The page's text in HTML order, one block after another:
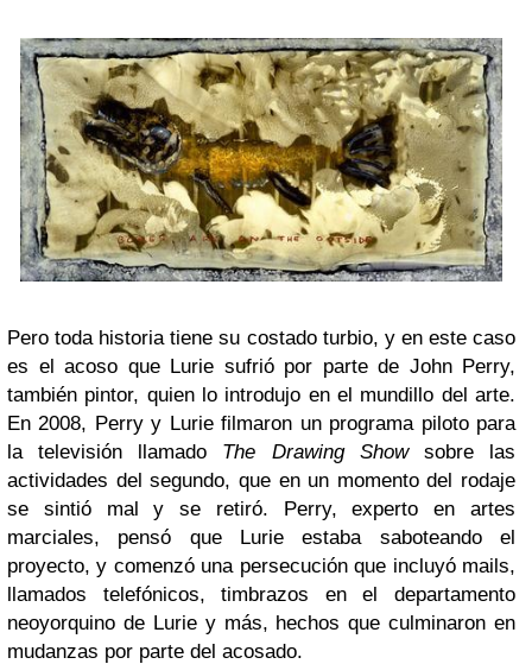
Pero toda historia tiene su costado turbio, y en este caso
es el acoso que Lurie sufrió por parte de John Perry,
también pintor, quien lo introdujo en el mundillo del arte.
En 2008, Perry y Lurie filmaron un programa piloto para
la televisión llamado The Drawing Showsobre las
actividades del segundo, que en un momento del rodaje
se sintió mal y se retiró. Perry, experto en artes
marciales, pensó que Lurie estaba saboteando el
proyecto, y comenzó una persecución que incluyó mails,
llamados telefónicos, timbrazos en el departamento
neoyorquino de Lurie y más, hechos que culminaron en
mudanzas por parte del acosado.